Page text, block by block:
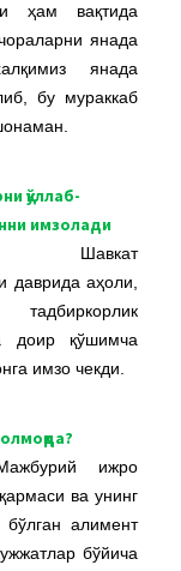
ҳам вақтида
янада
янада
бу мураккаб
қўллаб-
имзолади
Шавкат
даврида аҳоли,
доир қўшимча
имзо чекди.
ижро
ва унинг
алимент
бўйича